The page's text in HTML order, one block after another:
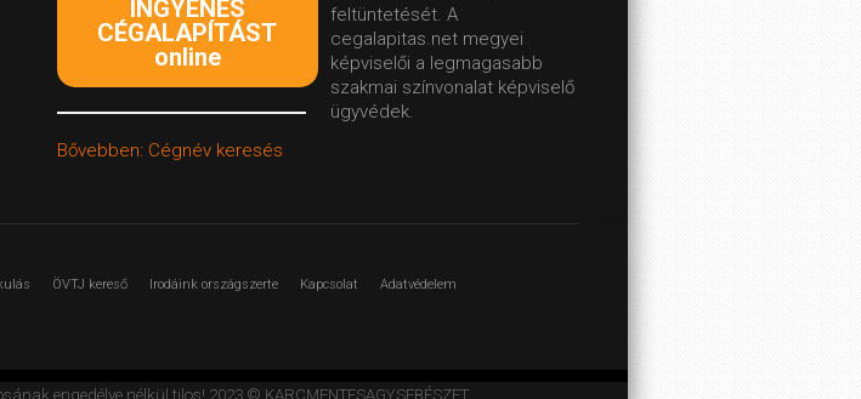
INGYENES
CÉGALAPÍTÁST
online
Bővebben: Cégnév keresés
feltüntetését. A
cegalapitas.net megyei
képviselői a legmagasabb
szakmai színvonalat képviselő
ügyvédek.
ÖVTJ kereső Irodáink országszerte Kapcsolat
Adatvédelem
engedélye nélkül tilos! 2023 © KARCMENTESAGYSEBÉSZET